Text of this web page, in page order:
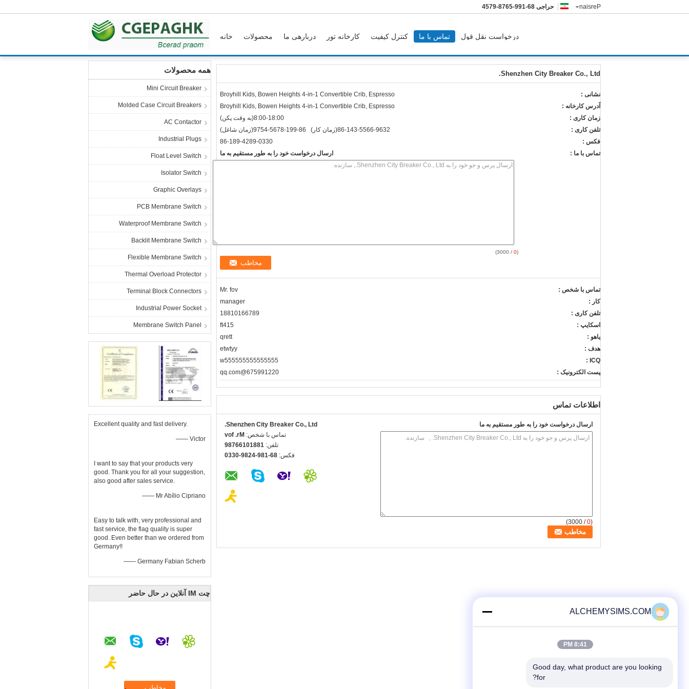
Persian حراجی 86-199-5678-9754
خانه محصولات دربارهی ما کارخانه تور کنترل کیفیت تماس با ما درخواست نقل قول
همه محصولات
Mini Circuit Breaker
Molded Case Circuit Breakers
AC Contactor
Industrial Plugs
Float Level Switch
Isolator Switch
Graphic Overlays
PCB Membrane Switch
Waterproof Membrane Switch
Backlit Membrane Switch
Flexible Membrane Switch
Thermal Overload Protector
Terminal Block Connectors
Industrial Power Socket
Membrane Switch Panel
Excellent quality and fast delivery.
—— Victor
I want to say that your products very
good. Thank you for all your suggestion,
also good after sales service.
—— Mr Abílio Cipriano
Easy to talk with, very professional and
fast service, the flag quality is super
good. Even better than we ordered from
Germany!!
—— Germany Fabian Scherb
چت IM آنلاین در حال حاضر
Shenzhen City Breaker Co., Ltd.
نشانی :
Broyhill Kids, Bowen Heights 4-in-1 Convertible Crib, Espresso
آدرس کارخانه :
Broyhill Kids, Bowen Heights 4-in-1 Convertible Crib, Espresso
زمان کاری :
8:00-18:00(به وقت پکن)
تلفن کاری :
86-143-5566-9632(زمان کار) 86-199-5678-9754(زمان شاغل)
فکس :
86-189-4289-0330
تماس با ما :
ارسال درخواست خود را به طور مستقیم به ما
(
0
/ 3000)
تماس با شخص :
Mr. fov
کار :
manager
تلفن کاری :
18810166789
اسکایپ :
ft415
یاهو :
qrett
هدف :
etwtyy
ICQ :
w555555555555555
پست الکترونیک :
675991220@qq.com
اطلاعات تماس
Shenzhen City Breaker Co., Ltd.
تماس با شخص: Mr. fov
تلفن: 18810166789
فکس: 86-189-4289-0330
ارسال درخواست خود را به طور مستقیم به ما
(
0
/ 3000)
ALCHEMYSIMS.COM
8:41 PM
Good day, what product are you looking
for?